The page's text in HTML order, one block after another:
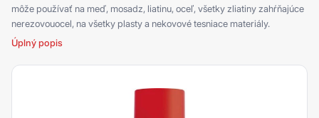
môže používať na meď, mosadz, liatinu, oceľ, všetky zliatiny zahŕňajúce
nerezovouocel, na všetky plasty a nekovové tesniace materiály.
Úplný popis